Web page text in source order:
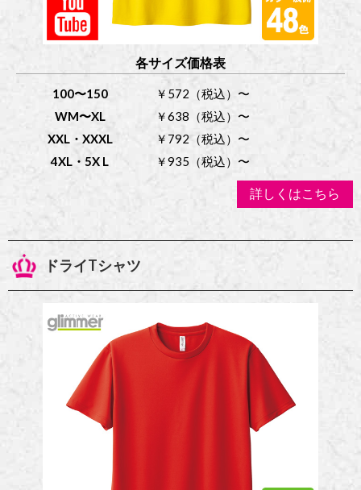
各サイズ価格表
100〜150
￥572（税込）〜
WM〜XL
￥638（税込）〜
XXL・XXXL
￥792（税込）〜
4XL・5X L
￥935（税込）〜
詳しくはこちら
ドライTシャツ